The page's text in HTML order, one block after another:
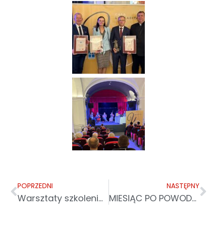
POPRZEDNI
Warsztaty szkoleniowe dla wolontariuszy i liderów programu „Na codzienne zakupy”
NASTĘPNY
MIESIĄC PO POWODZI – CARITAS WCIĄŻ POMAGA POSZKODOWANYM